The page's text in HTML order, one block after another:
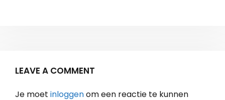
LEAVE A COMMENT
Je moet inloggenom een reactie te kunnen